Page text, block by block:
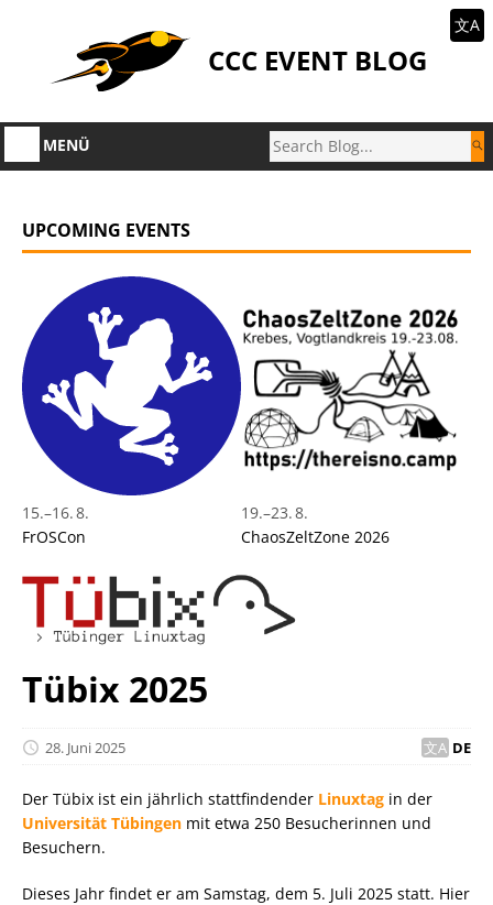
CCC EVENT BLOG
文A
MENÜ
UPCOMING EVENTS
15.–16. 8.
FrOSCon
19.–23. 8.
ChaosZeltZone 2026
Tübix 2025
28. Juni 2025 DE
Der Tübix ist ein jährlich stattfindender Linuxtag in der
Universität Tübingen mit etwa 250 Besucherinnen und
Besuchern.
Dieses Jahr findet er am Samstag, dem 5. Juli 2025 statt. Hier